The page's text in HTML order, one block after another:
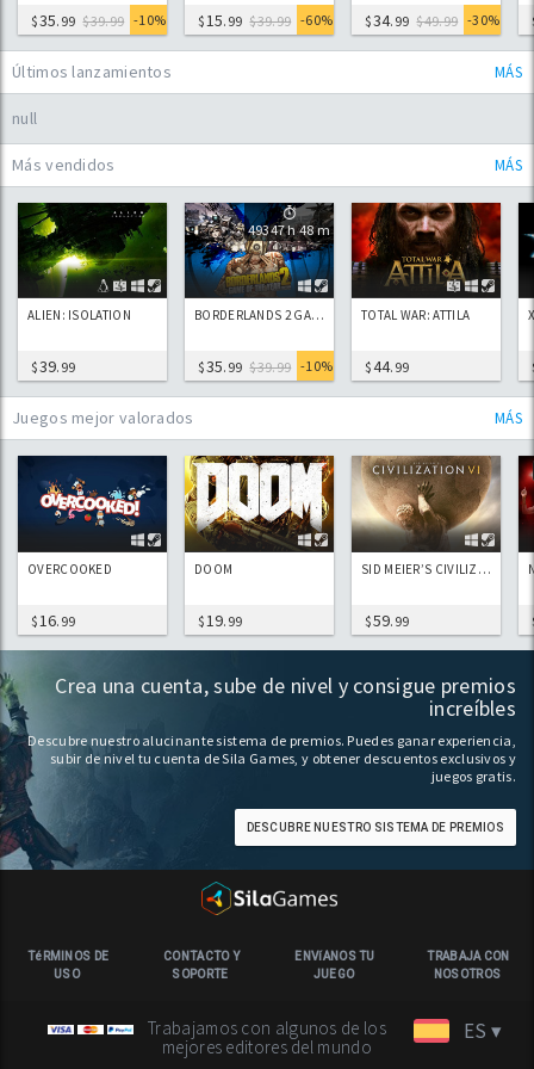
$35.99 $39.99 -10% $15.99 $39.99 -60% $34.99 $49.99 -30%
Últimos lanzamientos MÁS
null
Más vendidos MÁS
ALIEN: ISOLATION
$39.99
49347 h 48 m
BORDERLANDS 2 GAME OF THE YEAR EDITION
$35.99 $39.99 -10%
TOTAL WAR: ATTILA
$44.99
Juegos mejor valorados MÁS
OVERCOOKED
$16.99
DOOM
$19.99
SID MEIER’S CIVILIZATION VI
$59.99
Crea una cuenta, sube de nivel y consigue premios
increíbles
Descubre nuestro alucinante sistema de premios. Puedes ganar experiencia,
subir de nivel tu cuenta de Sila Games, y obtener descuentos exclusivos y
juegos gratis.
DESCUBRE NUESTRO SISTEMA DE PREMIOS
TéRMINOS DE
USO
CONTACTO Y
SOPORTE
ENVíANOS TU
JUEGO
TRABAJA CON
NOSOTROS
Trabajamos con algunos de los
mejores editores del mundo
ES ▾